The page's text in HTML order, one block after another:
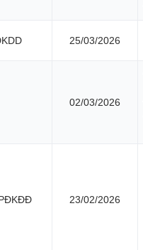
25/03/2026
02/03/2026
23/02/2026